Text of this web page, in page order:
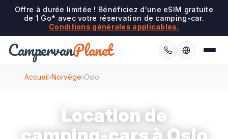
Offre à durée limitée ! Bénéficiez d'une eSIM gratuite
de 1 Go* avec votre réservation de camping-car.
Conditions générales applicables.
CampervanPlanet
Accueil›Norvège›Oslo
Location de